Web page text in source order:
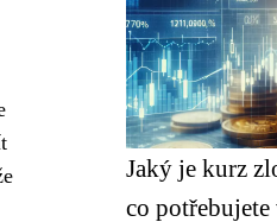
Jaký je kurz
co potřebujete